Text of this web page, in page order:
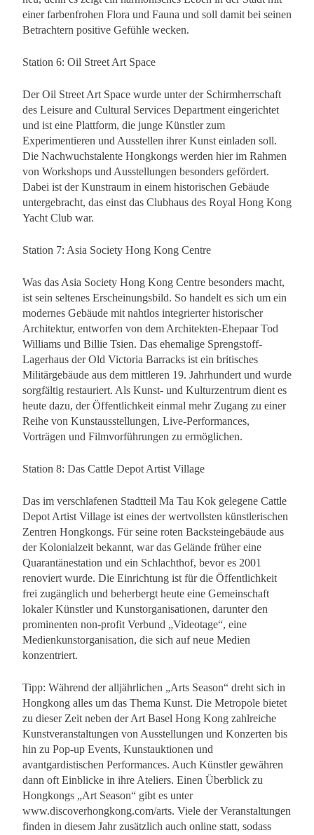
einer farbenfrohen Flora und Fauna und soll damit bei seinen
Betrachtern positive Gefühle wecken.
Station 6: Oil Street Art Space
Der Oil Street Art Space wurde unter der Schirmherrschaft
des Leisure and Cultural Services Department eingerichtet
und ist eine Plattform, die junge Künstler zum
Experimentieren und Ausstellen ihrer Kunst einladen soll.
Die Nachwuchstalente Hongkongs werden hier im Rahmen
von Workshops und Ausstellungen besonders gefördert.
Dabei ist der Kunstraum in einem historischen Gebäude
untergebracht, das einst das Clubhaus des Royal Hong Kong
Yacht Club war.
Station 7: Asia Society Hong Kong Centre
Was das Asia Society Hong Kong Centre besonders macht,
ist sein seltenes Erscheinungsbild. So handelt es sich um ein
modernes Gebäude mit nahtlos integrierter historischer
Architektur, entworfen von dem Architekten-Ehepaar Tod
Williams und Billie Tsien. Das ehemalige Sprengstoff-
Lagerhaus der Old Victoria Barracks ist ein britisches
Militärgebäude aus dem mittleren 19. Jahrhundert und wurde
sorgfältig restauriert. Als Kunst- und Kulturzentrum dient es
heute dazu, der Öffentlichkeit einmal mehr Zugang zu einer
Reihe von Kunstausstellungen, Live-Performances,
Vorträgen und Filmvorführungen zu ermöglichen.
Station 8: Das Cattle Depot Artist Village
Das im verschlafenen Stadtteil Ma Tau Kok gelegene Cattle
Depot Artist Village ist eines der wertvollsten künstlerischen
Zentren Hongkongs. Für seine roten Backsteingebäude aus
der Kolonialzeit bekannt, war das Gelände früher eine
Quarantänestation und ein Schlachthof, bevor es 2001
renoviert wurde. Die Einrichtung ist für die Öffentlichkeit
frei zugänglich und beherbergt heute eine Gemeinschaft
lokaler Künstler und Kunstorganisationen, darunter den
prominenten non-profit Verbund „Videotage“, eine
Medienkunstorganisation, die sich auf neue Medien
konzentriert.
Tipp: Während der alljährlichen „Arts Season“ dreht sich in
Hongkong alles um das Thema Kunst. Die Metropole bietet
zu dieser Zeit neben der Art Basel Hong Kong zahlreiche
Kunstveranstaltungen von Ausstellungen und Konzerten bis
hin zu Pop-up Events, Kunstauktionen und
avantgardistischen Performances. Auch Künstler gewähren
dann oft Einblicke in ihre Ateliers. Einen Überblick zu
Hongkongs „Art Season“ gibt es unter
www.discoverhongkong.com/arts. Viele der Veranstaltungen
finden in diesem Jahr zusätzlich auch online statt, sodass